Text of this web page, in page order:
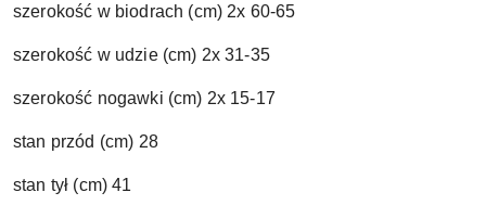
szerokość w biodrach (cm) 2x 60-65
szerokość w udzie (cm) 2x 31-35
szerokość nogawki (cm) 2x 15-17
stan przód (cm) 28
stan tył (cm) 41